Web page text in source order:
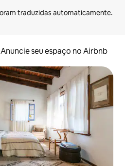
Anuncie seu espaço no Airbnb